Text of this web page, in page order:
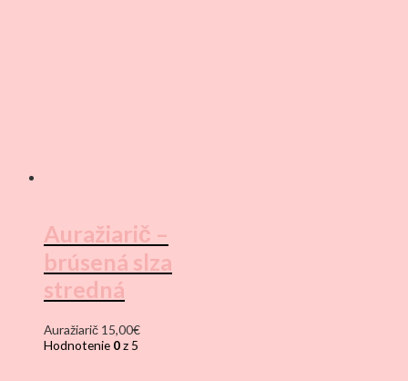
Auražiarič –
brúsená slza
stredná
Auražiarič 15,00€
Hodnotenie 0z 5